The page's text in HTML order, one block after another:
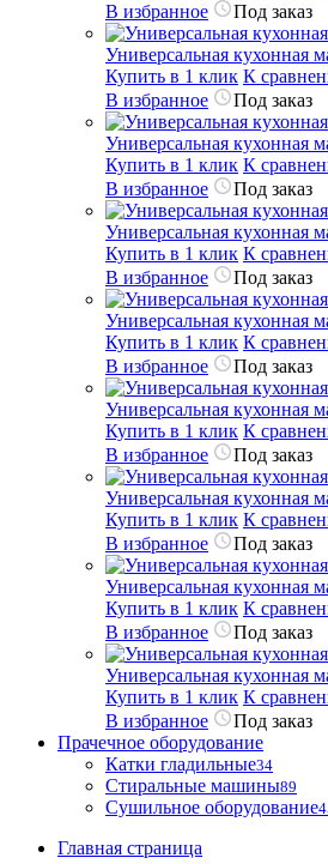
В избранное
Под заказ
Универсальная
Купить в 1 клик К
В избранное
Под заказ
Универсальная
Купить в 1 клик К
В избранное
Под заказ
Универсальная
Купить в 1 клик К
В избранное
Под заказ
Универсальная
Купить в 1 клик К
В избранное
Под заказ
Универсальная
Купить в 1 клик К
В избранное
Под заказ
Универсальная
Купить в 1 клик К
В избранное
Под заказ
Универсальная
Купить в 1 клик К
В избранное
Под заказ
Универсальная
Купить в 1 клик К
В избранное
Под заказ
Прачечное оборудование
Катки гладильные34
Стиральные машины89
Сушильное оборудование
Главная страница